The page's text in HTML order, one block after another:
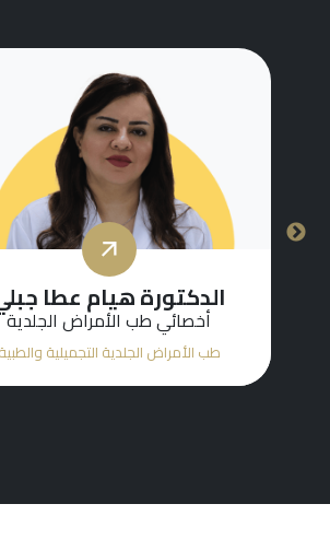
الدكتور ساندرو سيسيليو
فورياني
أخصائي طب الأمراض الجلدية
طب الأمراض الجلدية التجميلية والطبية